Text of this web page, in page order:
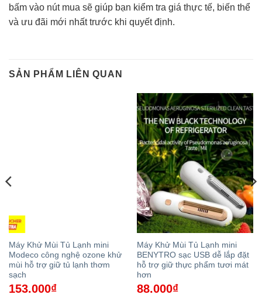
bấm vào nút mua sẽ giúp bạn kiểm tra giá thực tế, biến thể
và ưu đãi mới nhất trước khi quyết định.
SẢN PHẨM LIÊN QUAN
Máy Khử Mùi Tủ Lạnh mini
Modeco công nghệ ozone khử
mùi hỗ trợ giữ tủ lạnh thơm
sạch
153.000₫
Máy Khử Mùi Tủ Lạnh mini
BENYTRO sạc USB dễ lắp đặt
hỗ trợ giữ thực phẩm tươi mát
hơn
88.000₫